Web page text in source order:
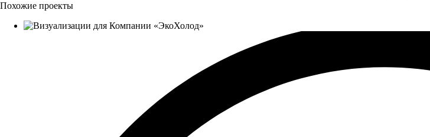
Похожие проекты